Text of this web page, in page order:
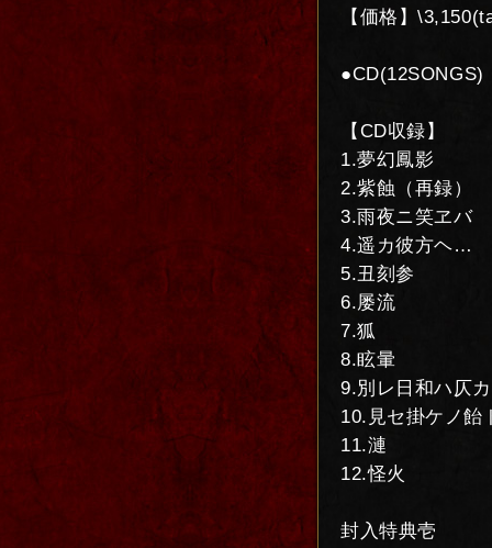
【価格】
●CD(12SONGS)
【CD収録】
1.夢幻鳳影
2.紫蝕（再録）
3.雨夜ニ笑ヱバ
4.遥カ彼方ヘ…
5.丑刻参
6.屡流
7.狐
8.眩暈
9.別レ日和ハ仄
10.見セ掛ケノ飴
11.漣
12.怪火
封入特典壱